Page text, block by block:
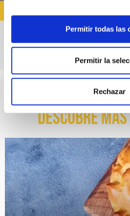
Permitir todas las
Permitir la
Rechazar
Patatas bravas: la
Descubre